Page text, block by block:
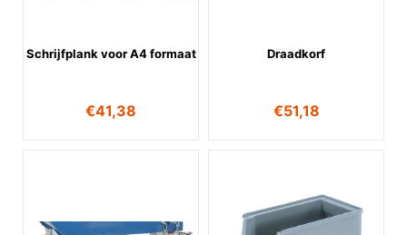
Schrijfplank voor A4 formaat
€41,38
Draadkorf
€51,18